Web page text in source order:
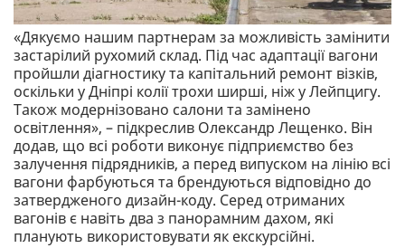
«Дякуємо нашим партнерам за можливість замінити
застарілий рухомий склад. Під час адаптації вагони
пройшли діагностику та капітальний ремонт візків,
оскільки у Дніпрі колії трохи ширші, ніж у Лейпцигу.
Також модернізовано салони та замінено
освітлення», – підкреслив Олександр Лещенко. Він
додав, що всі роботи виконує підприємство без
залучення підрядників, а перед випуском на лінію всі
вагони фарбуються та брендуються відповідно до
затвердженого дизайн-коду. Серед отриманих
вагонів є навіть два з панорамним дахом, які
планують використовувати як екскурсійні.